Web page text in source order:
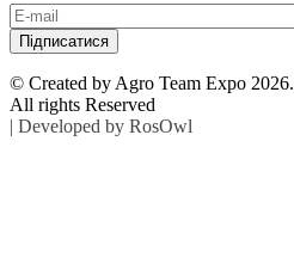
© Сreated by Agro Team Expo 2026.
All rights Reserved
| Developed by RosOwl